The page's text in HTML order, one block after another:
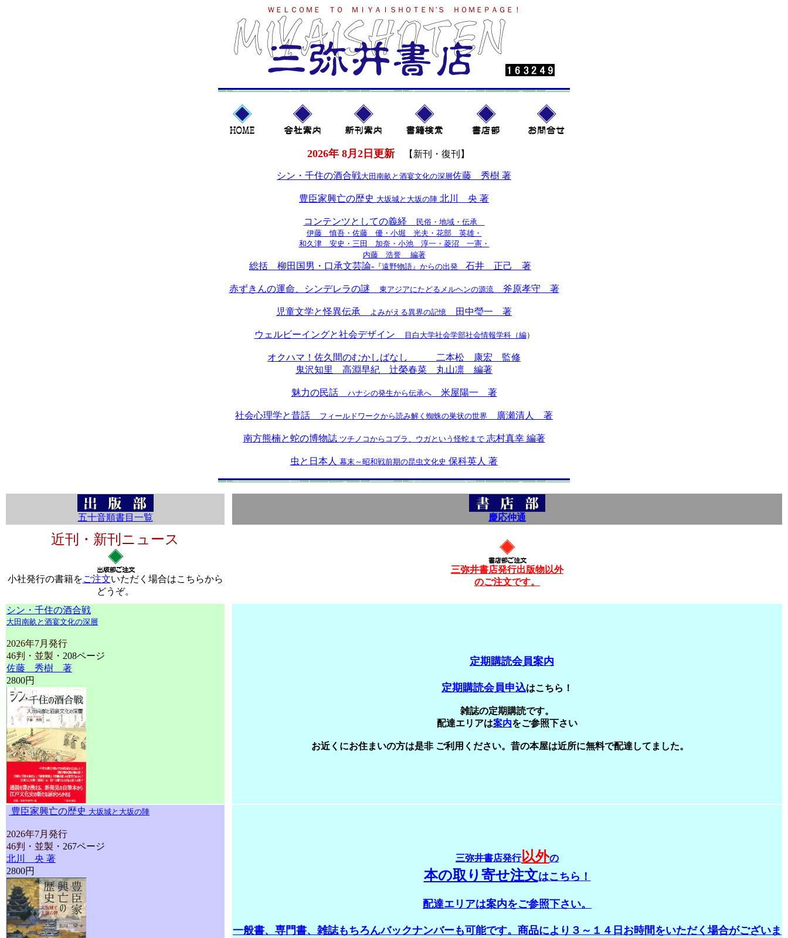
ＷＥＬＣＯＭＥ ＴＯ ＭＩＹＡＩＳＨＯＴＥＮ’Ｓ ＨＯＭＥＰＡＧＥ！
2026年 8月2日更新【新刊・復刊】
シン・千住の酒合戦大田南畝と酒宴文化の深層佐藤 秀樹 著
豊臣家興亡の歴史 大坂城と大坂の陣 北川 央 著
コンテンツとしての義経
民俗・地域・伝承
伊藤 慎吾・佐藤 優・小堀 光夫・花部 英雄・
和久津 安史・三田 加奈・小池 淳一・菱沼 一憲・
内藤 浩誉
編著
総括 柳田国男・口承文芸論- 『遠野物語』からの出発 石井 正己 著
赤ずきんの運命、シンデレラの謎 東アジアにたどるメルヘンの源流斧原孝守 著
児童文学と怪異伝承 よみがえる異界の記憶 田中瑩一 著
ウェルビーイングと社会デザイン 目白大学社会学部社会情報学科（編）
オクハマ！佐久間のむかしばなし 二本松 康宏 監修
鬼沢知里 高淵早紀 辻榮春菜 丸山凛 編著
魅力の民話 ハナシの発生から伝承へ米屋陽一 著
社会心理学と昔話 フィールドワークから読み解く蜘蛛の巣状の世界 廣瀬清人 著
南方熊楠と蛇の博物誌 ツチノコからコブラ、ウガという怪蛇まで志村真幸 編著
虫と日本人 幕末～昭和戦前期の昆虫文化史 保科英人 著
五十音順書目一覧 慶応仲通
近刊・新刊ニュース
小社発行の書籍をご注文いただく場合はこちらから
どうぞ。
三弥井書店発行出版物以外
のご注文です。
シン・千住の酒合戦
大田南畝と酒宴文化の深層
2026年7月発行
46判・並製 ・208ページ
佐藤 秀樹 著
2800円
定期購読会員案内
定期購読会員申込はこちら！
雑誌の定期購読です。
配達エリアは案内をご参照下さい
お近くにお住まいの方は是非 ご利用ください。昔の本屋は近所に無料で配達してました。
豊臣家興亡の歴史 大坂城と大坂の陣
2026年7月発行
46判・並製 ・267ページ
北川 央 著
2800円
三弥井書店発行以外の
本の取り寄せ注文はこちら！
配達エリアは案内をご参照下さい。
一般書、専門書、雑誌もちろんバックナンバーも可能です。商品により３～１４日お時間をいただく場合がございま